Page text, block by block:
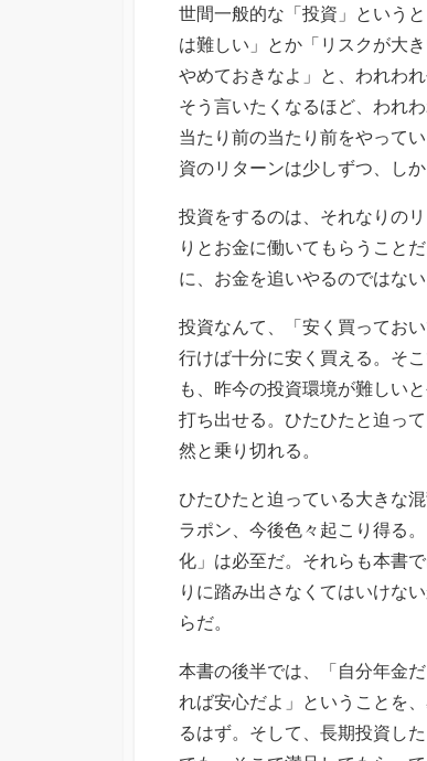
世間一般的な「投資」という
は難しい」とか「リスクが大
やめておきなよ」と、われわ
そう言いたくなるほど、われ
当たり前の当たり前をやって
資のリターンは少しずつ、し
投資をするのは、それなりの
りとお金に働いてもらうこと
に、お金を追いやるのではな
投資なんて、「安く買ってお
行けば十分に安く買える。そ
も、昨今の投資環境が難しい
打ち出せる。ひたひたと迫っ
然と乗り切れる。
ひたひたと迫っている大きな
ラポン、今後色々起こり得る
化」は必至だ。それらも本書
りに踏み出さなくてはいけな
らだ。
本書の後半では、「自分年金
れば安心だよ」ということを
るはず。そして、長期投資した